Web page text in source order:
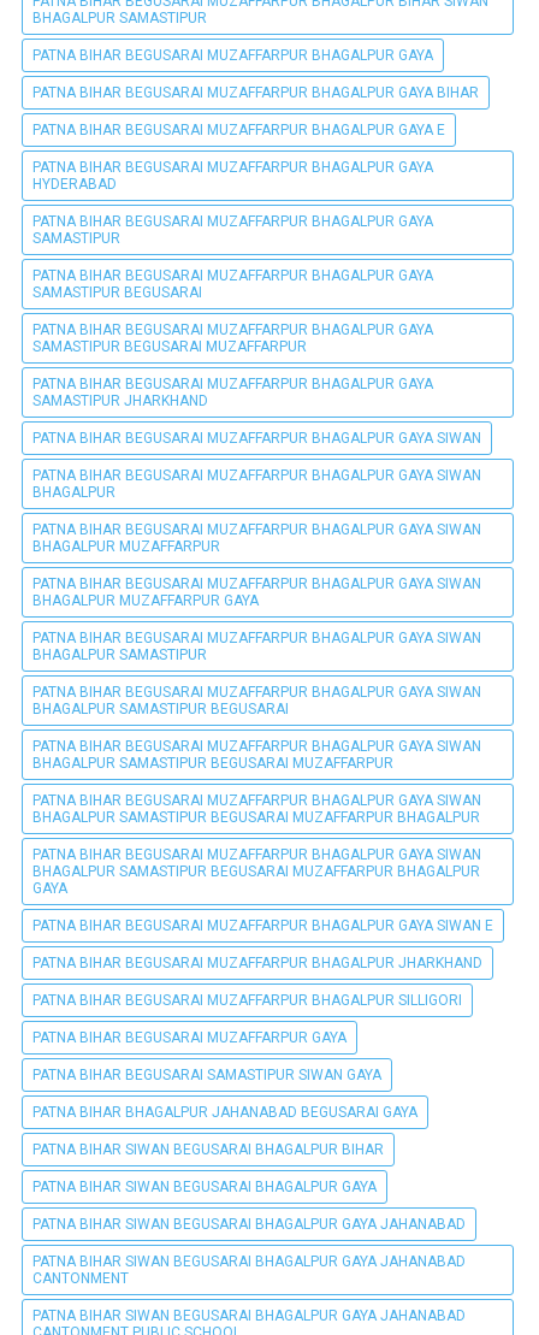
BHAGALPUR SAMASTIPUR
PATNA BIHAR BEGUSARAI MUZAFFARPUR BHAGALPUR GAYA
PATNA BIHAR BEGUSARAI MUZAFFARPUR BHAGALPUR GAYA BIHAR
PATNA BIHAR BEGUSARAI MUZAFFARPUR BHAGALPUR GAYA E
PATNA BIHAR BEGUSARAI MUZAFFARPUR BHAGALPUR GAYA
HYDERABAD
PATNA BIHAR BEGUSARAI MUZAFFARPUR BHAGALPUR GAYA
SAMASTIPUR
PATNA BIHAR BEGUSARAI MUZAFFARPUR BHAGALPUR GAYA
SAMASTIPUR BEGUSARAI
PATNA BIHAR BEGUSARAI MUZAFFARPUR BHAGALPUR GAYA
SAMASTIPUR BEGUSARAI MUZAFFARPUR
PATNA BIHAR BEGUSARAI MUZAFFARPUR BHAGALPUR GAYA
SAMASTIPUR JHARKHAND
PATNA BIHAR BEGUSARAI MUZAFFARPUR BHAGALPUR GAYA SIWAN
PATNA BIHAR BEGUSARAI MUZAFFARPUR BHAGALPUR GAYA SIWAN
BHAGALPUR
PATNA BIHAR BEGUSARAI MUZAFFARPUR BHAGALPUR GAYA SIWAN
BHAGALPUR MUZAFFARPUR
PATNA BIHAR BEGUSARAI MUZAFFARPUR BHAGALPUR GAYA SIWAN
BHAGALPUR MUZAFFARPUR GAYA
PATNA BIHAR BEGUSARAI MUZAFFARPUR BHAGALPUR GAYA SIWAN
BHAGALPUR SAMASTIPUR
PATNA BIHAR BEGUSARAI MUZAFFARPUR BHAGALPUR GAYA SIWAN
BHAGALPUR SAMASTIPUR BEGUSARAI
PATNA BIHAR BEGUSARAI MUZAFFARPUR BHAGALPUR GAYA SIWAN
BHAGALPUR SAMASTIPUR BEGUSARAI MUZAFFARPUR
PATNA BIHAR BEGUSARAI MUZAFFARPUR BHAGALPUR GAYA SIWAN
BHAGALPUR SAMASTIPUR BEGUSARAI MUZAFFARPUR BHAGALPUR
PATNA BIHAR BEGUSARAI MUZAFFARPUR BHAGALPUR GAYA SIWAN
BHAGALPUR SAMASTIPUR BEGUSARAI MUZAFFARPUR BHAGALPUR
GAYA
PATNA BIHAR BEGUSARAI MUZAFFARPUR BHAGALPUR GAYA SIWAN E
PATNA BIHAR BEGUSARAI MUZAFFARPUR BHAGALPUR JHARKHAND
PATNA BIHAR BEGUSARAI MUZAFFARPUR BHAGALPUR SILLIGORI
PATNA BIHAR BEGUSARAI MUZAFFARPUR GAYA
PATNA BIHAR BEGUSARAI SAMASTIPUR SIWAN GAYA
PATNA BIHAR BHAGALPUR JAHANABAD BEGUSARAI GAYA
PATNA BIHAR SIWAN BEGUSARAI BHAGALPUR BIHAR
PATNA BIHAR SIWAN BEGUSARAI BHAGALPUR GAYA
PATNA BIHAR SIWAN BEGUSARAI BHAGALPUR GAYA JAHANABAD
PATNA BIHAR SIWAN BEGUSARAI BHAGALPUR GAYA JAHANABAD
CANTONMENT
PATNA BIHAR SIWAN BEGUSARAI BHAGALPUR GAYA JAHANABAD